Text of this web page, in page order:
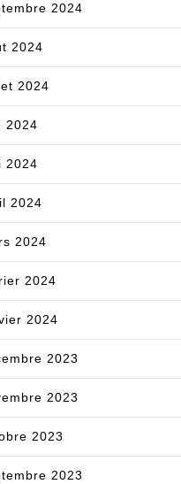
2024
2024
2024
2024
2024
2024
2024
2024
2024
2023
2023
2023
2023